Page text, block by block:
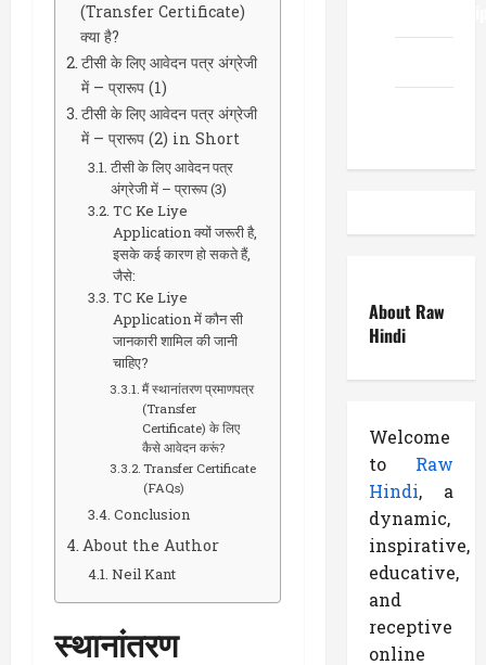
(Transfer Certificate)
क्या है?
टीसी के लिए आवेदन पत्र अंग्रेजी
में – प्रारूप (1)
टीसी के लिए आवेदन पत्र अंग्रेजी
में – प्रारूप (2) in Short
टीसी के लिए आवेदन पत्र
अंग्रेजी में – प्रारूप (3)
TC Ke Liye
Application क्यों जरूरी है,
इसके कई कारण हो सकते हैं,
जैसे:
TC Ke Liye
Application में कौन सी
जानकारी शामिल की जानी
चाहिए?
मैं स्थानांतरण प्रमाणपत्र
(Transfer
Certificate) के लिए
कैसे आवेदन करूं?
Transfer Certificate
(FAQs)
Conclusion
About the Author
Neil Kant
स्थानांतरण
About Raw
Hindi
Welcome
to Raw
Hindi, a
dynamic,
inspirative,
educative,
and
receptive
online